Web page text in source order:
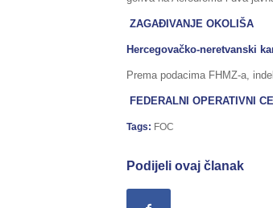
ZAGAĐIVANJE OKOLIŠA
Hercegovačko-neretvanski
Prema podacima FHMZ-a,
FEDERALNI OPERATIVNI
Tags: FOC
Podijeli ovaj članak